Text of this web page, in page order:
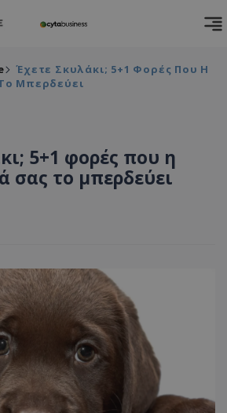
Έχετε Σκυλάκι; 5+1 Φορές Που Η
Μπερδεύει
5+1 φορές που η
σας το μπερδεύει